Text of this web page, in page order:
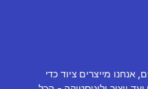
מייצרים ציוד כדי